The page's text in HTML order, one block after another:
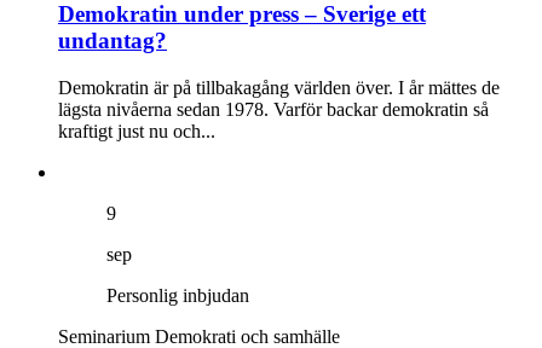
Demokratin under press – Sverige ett
undantag?
Demokratin är på tillbakagång världen över. I år mättes de
lägsta nivåerna sedan 1978. Varför backar demokratin så
kraftigt just nu och...
9
sep
Personlig inbjudan
Seminarium Demokrati och samhälle